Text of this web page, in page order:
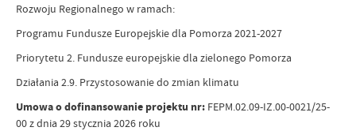
Rozwoju Regionalnego w ramach:
Programu Fundusze Europejskie dla Pomorza 2021-2027
Priorytetu 2. Fundusze europejskie dla zielonego Pomorza
Działania 2.9. Przystosowanie do zmian klimatu
Umowa o dofinansowanie projektu nr: FEPM.02.09-IZ.00-0021/25-
00 z dnia 29 stycznia 2026 roku